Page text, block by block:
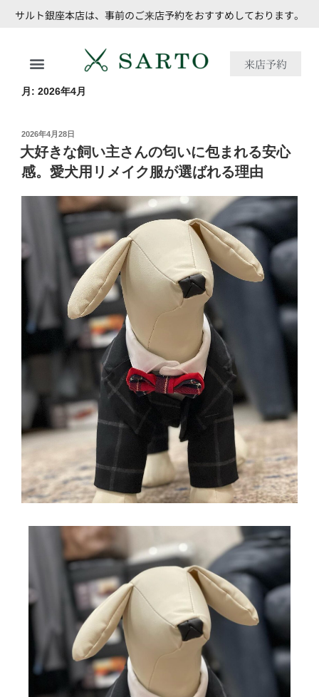
サルト銀座本店は、事前のご来店予約をおすすめしております。
来店予約
月: 2026年4月
2026年4月28日
大好きな飼い主さんの匂いに包まれる安心
感。愛犬用リメイク服が選ばれる理由